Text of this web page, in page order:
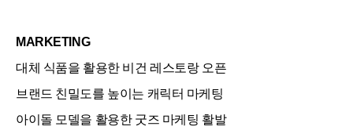
MARKETING
대체 식품을 활용한 비건 레스토랑 오픈
브랜드 친밀도를 높이는 캐릭터 마케팅
아이돌 모델을 활용한 굿즈 마케팅 활발